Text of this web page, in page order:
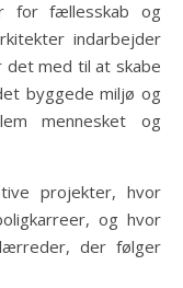
for fællesskab og
indarbejder
det med til at skabe
byggede miljø og
mennesket og
projekter, hvor
og hvor
der følger